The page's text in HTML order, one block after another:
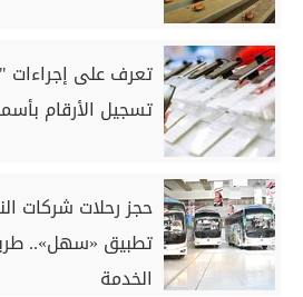
تعرف على إجراءات
تسجيل الأرقام
حجز رحلات شركات
تطبيق «سهل»..
الخدمة